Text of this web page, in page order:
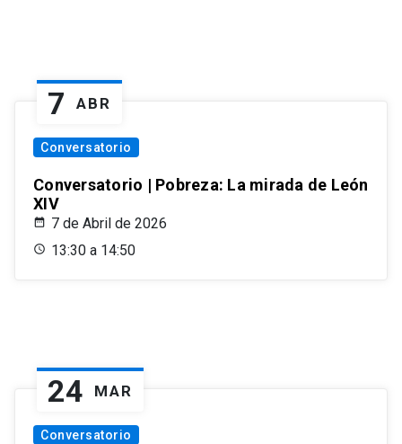
7 ABR
Conversatorio
Conversatorio | Pobreza: La mirada de León
XIV
7 de Abril de 2026
13:30 a 14:50
24 MAR
Conversatorio